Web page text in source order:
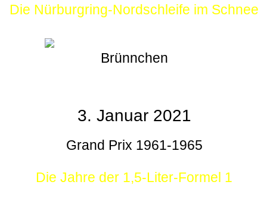
Die Nürburgring-Nordschleife im Schnee
Brünnchen
3. Januar 2021
Grand Prix 1961-1965
Die Jahre der 1,5-Liter-Formel 1